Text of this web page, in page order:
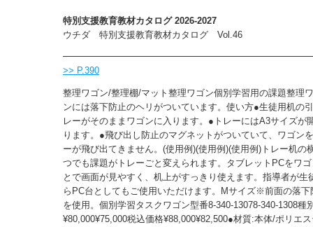
特別支援教育教材カタログ 2026-2027
ウチダ 特別支援教育教材カタログ Vol.46
>> P.390
整理ワゴン/整理棚/マット整理ワゴン個別学習用の課題整理
ンには落下防止のヘリがついています。使い方●生徒用机の
レーがそのままワゴンに入ります。●トレーにはA3サイズが
ります。●飛び出し防止のマグネットがついていて、ワゴン
ーが飛び出てきません。(使用例)(使用例)(使用例)トレー机の
つでも課題がトレーごと変えられます。タブレットPCをワ
とで画面が見やすく、机上がすっきり使えます。指導者が生
らPC台としてもご使用いただけます。Mサイズ※前面の落下
を使用。個別学習タスクワゴン型番8-340-13078-340-1308種
¥80,000¥75,000税込価格¥88,000¥82,500●材質:本体/ポリエ